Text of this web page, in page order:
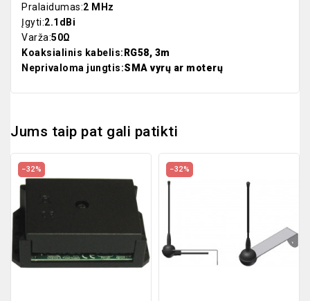
Pralaidumas:2 MHz
Įgyti:2.1dBi
Varža:50Ω
Koaksialinis kabelis: RG58, 3m
Neprivaloma jungtis:SMA vyrų ar moterų
Jums taip pat gali patikti
−32% −32%